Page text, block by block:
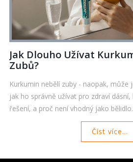
Jak Dlouho Užívat
Zubů?
Kurkumin nebělí zuby - naopak, může
jak ho správně užívat pro zdraví
řešení, a proč není vhodný jako bělidlo.
Číst více...